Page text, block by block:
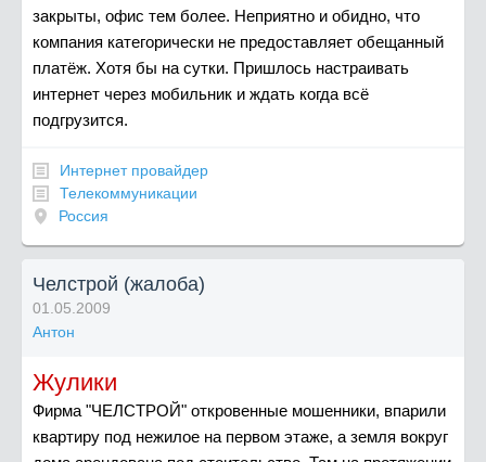
закрыты, офис тем более. Неприятно и обидно, что
компания категорически не предоставляет обещанный
платёж. Хотя бы на сутки. Пришлось настраивать
интернет через мобильник и ждать когда всё
подгрузится.
Интернет провайдер
Телекоммуникации
Россия
Челстрой (жалоба)
01.05.2009
Антон
Жулики
Фирма "ЧЕЛСТРОЙ" откровенные мошенники, впарили
квартиру под нежилое на первом этаже, а земля вокруг